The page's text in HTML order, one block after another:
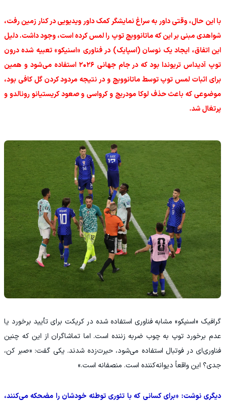
با این حال، وقتی داور به سراغ نمایشگر کمک داور ویدیویی در کنار زمین رفت،
شواهدی مبنی بر این که ماتانوویچ توپ را لمس کرده است، وجود داشت. دلیل
این اتفاق، ایجاد یک نوسان (اسپایک) در فناوری «اسنیکو» تعبیه‌ شده درون
توپ آدیداس تریوندا بود که در جام جهانی ۲۰۲۶ استفاده می‌شود و همین
برای اثبات لمس توپ توسط ماتانوویچ و در نتیجه مردود کردن گل کافی بود،
موضوعی که باعث حذف لوکا مودریچ و کرواسی و صعود کریستیانو رونالدو و
پرتغال شد.
گرافیک «اسنیکو» مشابه فناوری استفاده‌ شده در کریکت برای تأیید برخورد یا
عدم برخورد توپ به چوب ضربه‌ زننده است. اما تماشاگران از این که چنین
فناوری‌ای در فوتبال استفاده می‌شود، حیرت‌زده شدند. یکی گفت: «صبر کن،
جدی؟ این واقعاً دیوانه‌کننده است. منصفانه است.»
دیگری نوشت: «برای کسانی که با تئوری توطئه خودشان را مضحکه می‌کنند،